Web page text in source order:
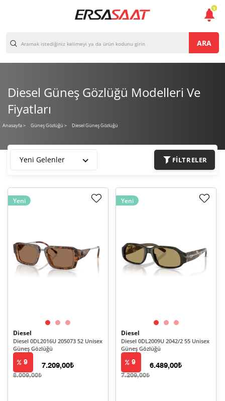
ARA
Diesel Güneş Gözlüğü Modelleri Ve
Fiyatları
Anasayfa> Güneş Gözlüğü > Diesel Güneş Gözlüğü
Yeni Gelenler FILTRELER
Yeni
Diesel
Diesel 0DL2016U 205073 52 Unisex
Güneş Gözlüğü
9
8.009,00₺
7.209,00₺
Yeni
Diesel
Diesel 0DL2009U 2042/2 55 Unisex
Güneş Gözlüğü
9
7.209,00₺
6.489,00₺
1